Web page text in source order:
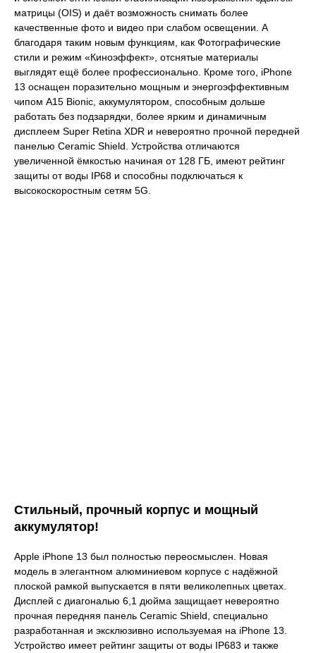
матрицы (OIS) и даёт возможность снимать более
качественные фото и видео при слабом освещении. А
благодаря таким новым функциям, как Фотографические
стили и режим «Киноэффект», отснятые материалы
выглядят ещё более профессионально. Кроме того, iPhone
13 оснащен поразительно мощным и энергоэффективным
чипом A15 Bionic, аккумулятором, способным дольше
работать без подзарядки, более ярким и динамичным
дисплеем Super Retina XDR и невероятно прочной передней
панелью Ceramic Shield. Устройства отличаются
увеличенной ёмкостью начиная от 128 ГБ, имеют рейтинг
защиты от воды IP68 и способны подключаться к
высокоскоростным сетям 5G.
Стильный, прочный корпус и мощный
аккумулятор!
Apple iPhone 13 был полностью переосмыслен. Новая
модель в элегантном алюминиевом корпусе с надёжной
плоской рамкой выпускается в пяти великолепных цветах.
Дисплей с диагональю 6,1 дюйма защищает невероятно
прочная передняя панель Ceramic Shield, специально
разработанная и эксклюзивно используемая на iPhone 13.
Устройство имеет рейтинг защиты от воды IP683 и также